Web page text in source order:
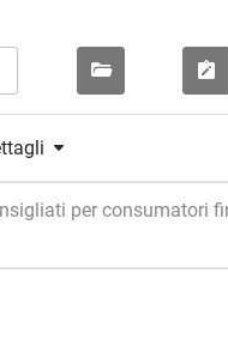
per consumatori